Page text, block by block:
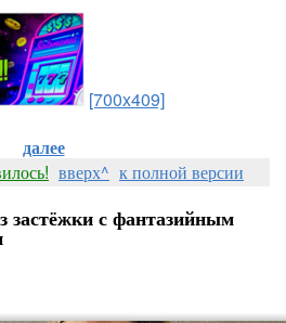
[700x409]
далее
вверх^ к полной версии
застёжки с фантазийным